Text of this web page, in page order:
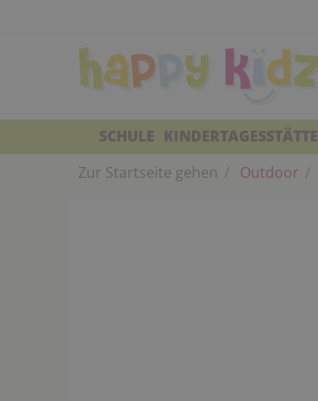
SCHULE KINDERTAGESSTÄTTE
Zur Startseite gehen
Outdoor